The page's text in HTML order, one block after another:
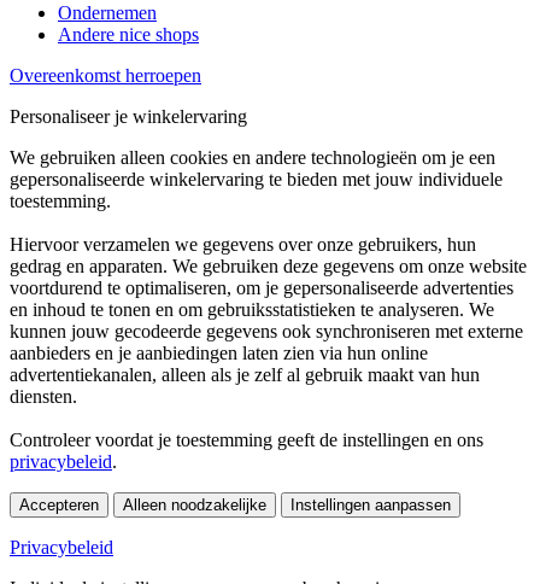
Ondernemen
Andere nice shops
Overeenkomst herroepen
Personaliseer je winkelervaring
We gebruiken alleen cookies en andere technologieën om je een
gepersonaliseerde winkelervaring te bieden met jouw individuele
toestemming.
Hiervoor verzamelen we gegevens over onze gebruikers, hun
gedrag en apparaten. We gebruiken deze gegevens om onze website
voortdurend te optimaliseren, om je gepersonaliseerde advertenties
en inhoud te tonen en om gebruiksstatistieken te analyseren. We
kunnen jouw gecodeerde gegevens ook synchroniseren met externe
aanbieders en je aanbiedingen laten zien via hun online
advertentiekanalen, alleen als je zelf al gebruik maakt van hun
diensten.
Controleer voordat je toestemming geeft de instellingen en ons
privacybeleid.
Accepteren Alleen noodzakelijke Instellingen aanpassen
Privacybeleid